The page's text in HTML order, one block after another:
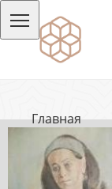
Главная